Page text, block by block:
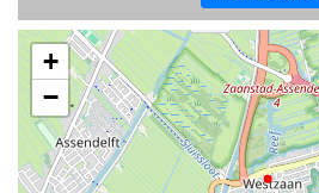
+
−